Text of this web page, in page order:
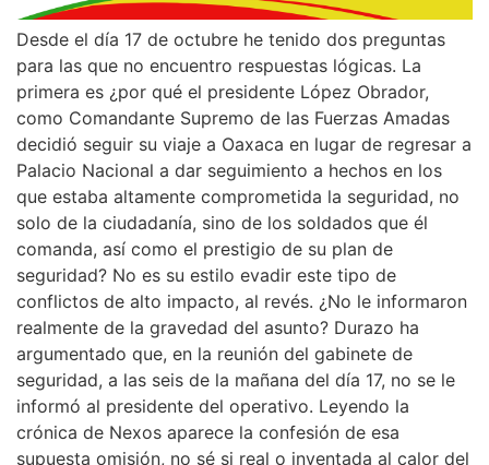
Desde el día 17 de octubre he tenido dos preguntas
para las que no encuentro respuestas lógicas. La
primera es ¿por qué el presidente López Obrador,
como Comandante Supremo de las Fuerzas Amadas
decidió seguir su viaje a Oaxaca en lugar de regresar a
Palacio Nacional a dar seguimiento a hechos en los
que estaba altamente comprometida la seguridad, no
solo de la ciudadanía, sino de los soldados que él
comanda, así como el prestigio de su plan de
seguridad? No es su estilo evadir este tipo de
conflictos de alto impacto, al revés. ¿No le informaron
realmente de la gravedad del asunto? Durazo ha
argumentado que, en la reunión del gabinete de
seguridad, a las seis de la mañana del día 17, no se le
informó al presidente del operativo. Leyendo la
crónica de Nexos aparece la confesión de esa
supuesta omisión, no sé si real o inventada al calor del